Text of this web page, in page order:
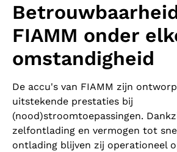
FIAMM onder
omstandigheid
De accu's van FIAMM zijn
uitstekende prestaties bij
(nood)stroomtoepassingen.
zelfontlading en vermogen tot
ontlading blijven zij operationeel